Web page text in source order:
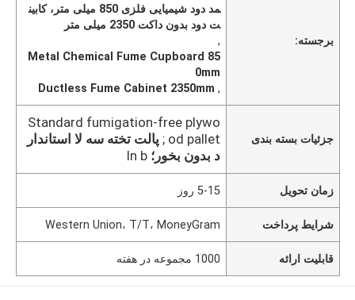
برجسته:
مد دود شیمیایی فلزی 850 میلی متر، کابین
ت دود بدون داکت 2350 میلی متر
,
Metal Chemical Fume Cupboard 85
0mm
,
Ductless Fume Cabinet 2350mm
جزئیات بسته بندی
Standard fumigation-free plywo
od pallet ;
پالت تخته سه لا استاندار
د بدون بخور؛ In b
زمان تحویل 5-15 روز
شرایط پرداخت Western Union، T/T، MoneyGram
قابلیت ارائه 1000 مجموعه در هفته